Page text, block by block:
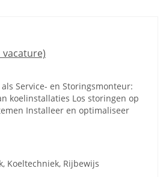
vacature)
Service- en Storingsmonteur:
koelinstallaties Los storingen op
Installeer en optimaliseer
Koeltechniek, Rijbewijs